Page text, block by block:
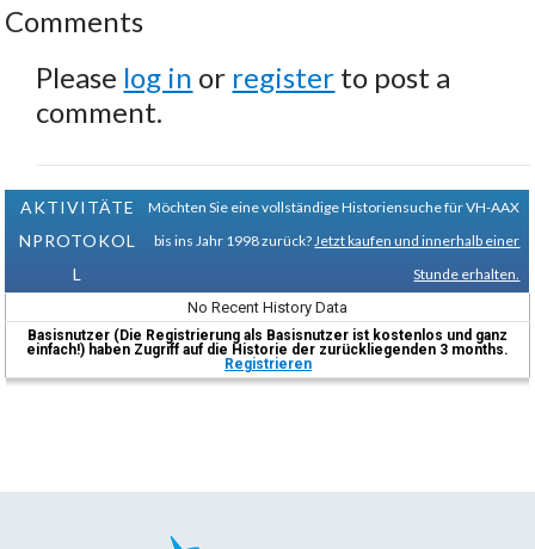
Comments
Please log in or register to post a
comment.
AKTIVITÄTE
NPROTOKOL
L
Möchten Sie eine vollständige Historiensuche für VH-AAX
bis ins Jahr 1998 zurück? Jetzt kaufen und innerhalb einer
Stunde erhalten.
No Recent History Data
Basisnutzer (Die Registrierung als Basisnutzer ist kostenlos und ganz
einfach!) haben Zugriff auf die Historie der zurückliegenden 3 months.
Registrieren